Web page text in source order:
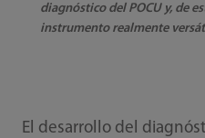
diagnóstico del POCU y, de
instrumento realmente
El desarrollo del